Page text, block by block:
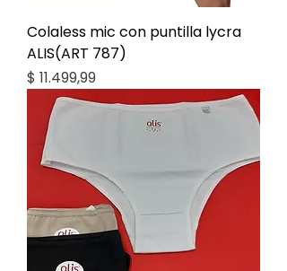
Colaless mic con puntilla lycra
ALIS(ART 787)
Precio
$ 11.499,99